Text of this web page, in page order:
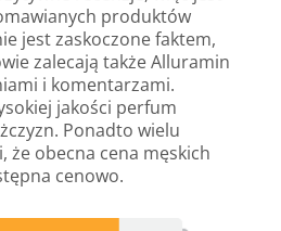
produktów
jest zaskoczone faktem,
zalecają także Alluramin
i komentarzami.
jakości perfum
Ponadto wielu
obecna cena męskich
cenowo.